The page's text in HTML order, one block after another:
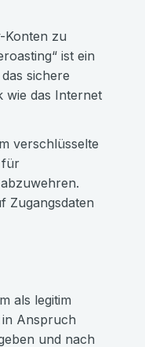
Konten zu
ist ein
sichere
wie das Internet
verschlüsselte
für
Zugangsdaten
als legitim
in Anspruch
und nach